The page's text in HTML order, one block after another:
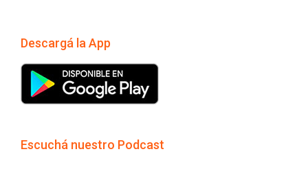
Descargá la App
Escuchá nuestro Podcast